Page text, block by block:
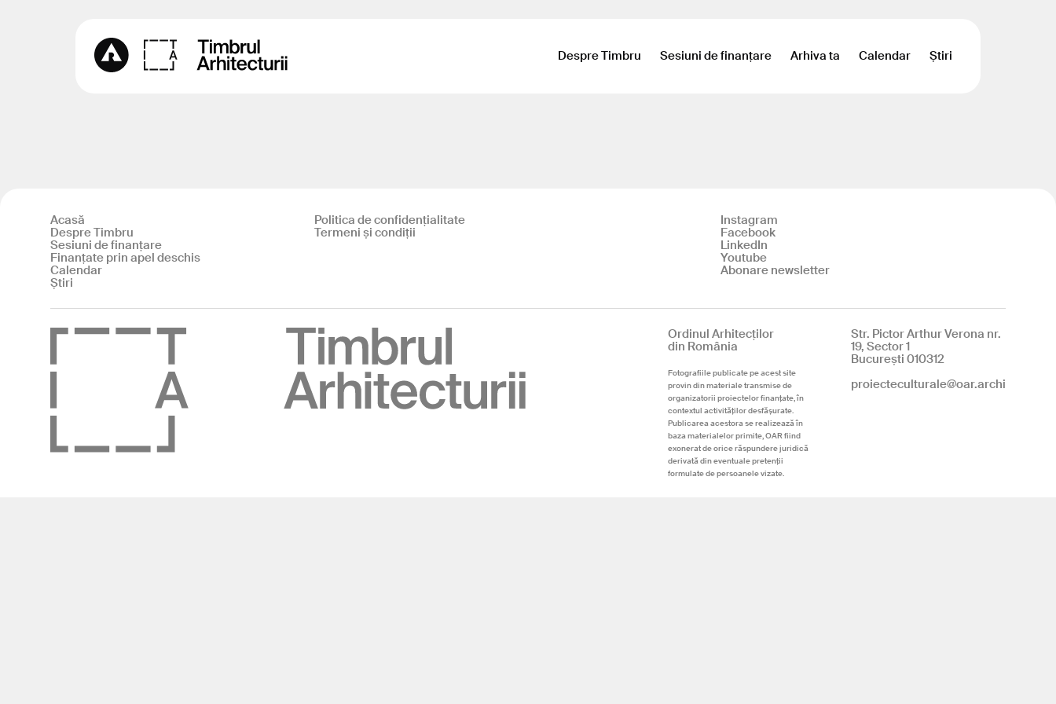
Despre Timbru Sesiuni de finanțare Arhiva ta Calendar Știri
Acasă
Despre Timbru
Sesiuni de finanțare
Finanțate prin apel deschis
Calendar
Știri
Politica de confidențialitate
Termeni și condiții
Instagram
Facebook
LinkedIn
Youtube
Abonare newsletter
Ordinul Arhitecților
din România
Fotografiile publicate pe acest site
provin din materiale transmise de
organizatorii proiectelor finanțate, în
contextul activităților desfășurate.
Publicarea acestora se realizează în
baza materialelor primite, OAR fiind
exonerat de orice răspundere juridică
derivată din eventuale pretenții
formulate de persoanele vizate.
Str. Pictor Arthur Verona nr.
19, Sector 1
București 010312
proiecteculturale@oar.archi